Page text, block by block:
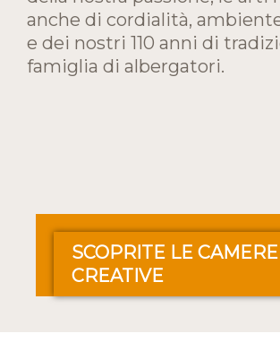
anche di cordialità,
e dei nostri 110 anni di
famiglia di albergatori.
SCOPRITE LE CAMERE
CREATIVE